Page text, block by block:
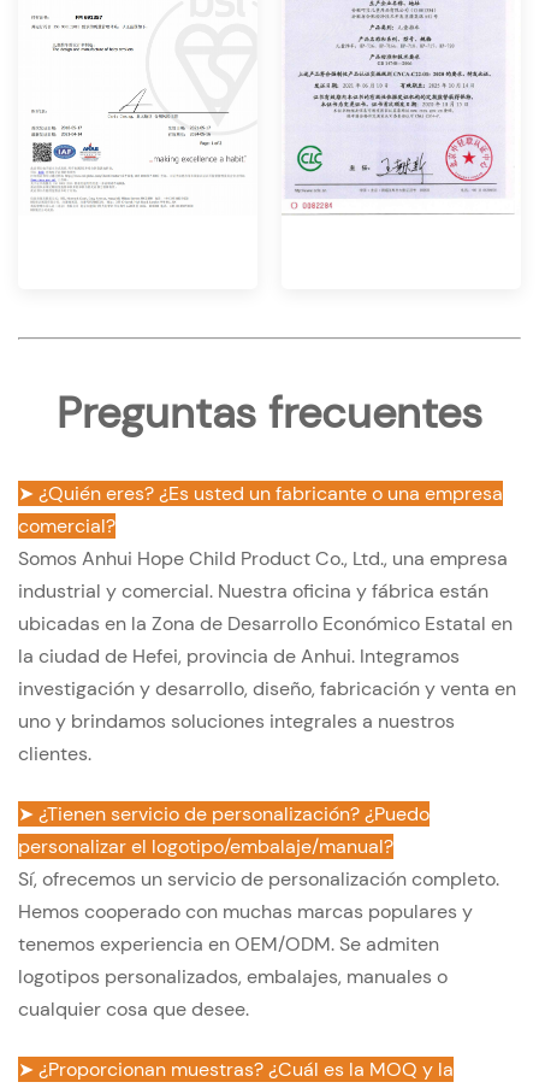
Preguntas frecuentes
➤ ¿Quién eres? ¿Es usted un fabricante o una empresa
comercial?
Somos Anhui Hope Child Product Co., Ltd., una empresa
industrial y comercial. Nuestra oficina y fábrica están
ubicadas en la Zona de Desarrollo Económico Estatal en
la ciudad de Hefei, provincia de Anhui. Integramos
investigación y desarrollo, diseño, fabricación y venta en
uno y brindamos soluciones integrales a nuestros
clientes.
➤ ¿Tienen servicio de personalización? ¿Puedo
personalizar el logotipo/embalaje/manual?
Sí, ofrecemos un servicio de personalización completo.
Hemos cooperado con muchas marcas populares y
tenemos experiencia en OEM/ODM. Se admiten
logotipos personalizados, embalajes, manuales o
cualquier cosa que desee.
➤ ¿Proporcionan muestras? ¿Cuál es la MOQ y la